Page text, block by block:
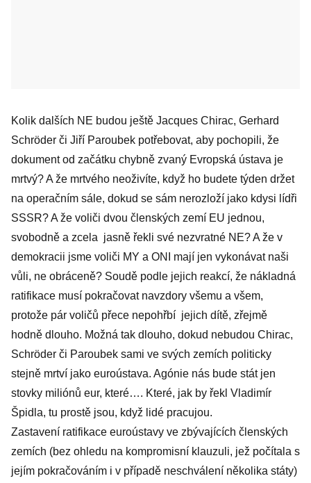
Kolik dalších NE budou ještě Jacques Chirac, Gerhard
Schröder či Jiří Paroubek potřebovat, aby pochopili, že
dokument od začátku chybně zvaný Evropská ústava je
mrtvý? A že mrtvého neoživíte, když ho budete týden držet
na operačním sále, dokud se sám nerozloží jako kdysi lídři
SSSR? A že voliči dvou členských zemí EU jednou,
svobodně a zcela jasně řekli své nezvratné NE? A že v
demokracii jsme voliči MY a ONI mají jen vykonávat naši
vůli, ne obráceně? Soudě podle jejich reakcí, že nákladná
ratifikace musí pokračovat navzdory všemu a všem,
protože pár voličů přece nepohřbí jejich dítě, zřejmě
hodně dlouho. Možná tak dlouho, dokud nebudou Chirac,
Schröder či Paroubek sami ve svých zemích politicky
stejně mrtví jako euroústava. Agónie nás bude stát jen
stovky miliónů eur, které…. Které, jak by řekl Vladimír
Špidla, tu prostě jsou, když lidé pracujou.
Zastavení ratifikace euroústavy ve zbývajících členských
zemích (bez ohledu na kompromisní klauzuli, jež počítala s
jejím pokračováním i v případě neschválení několika státy)